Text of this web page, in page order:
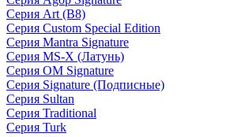
Серия Art (B8)
Серия Custom Special Edition
Серия Mantra Signature
Серия MS-X (Латунь)
Серия OM Signature
Серия Signature (Подписные)
Серия Sultan
Серия Traditional
Серия Turk